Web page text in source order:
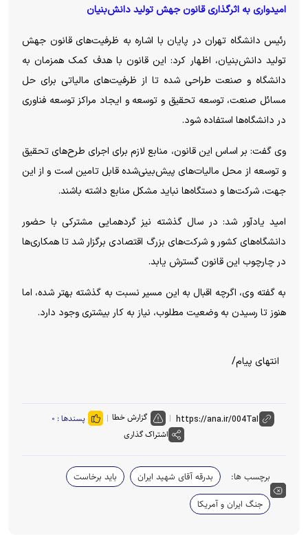
امیدواری به اثرگذاری قانون جهش تولید دانش‌بنیان
رئیس دانشگاه تهران در پایان با اشاره به ظرفیت‌های قانون جهش
تولید دانش‌بنیان، اظهار کرد: این قانون با هدف کمک همزمان به
دانشگاه و صنعت طراحی شده تا از ظرفیت‌های مالیاتی برای حل
مسائل صنعت، توسعه تحقیق و توسعه و ایجاد مراکز توسعه فناوری
در دانشگاه‌ها استفاده شود.
وی گفت: بر اساس این قانون، منابع لازم برای اجرای طرح‌های تحقیق
و توسعه از محل مالیات‌های پیش‌بینی‌شده قابل تامین است و از این
جهت، شرکت‌ها و دستگاه‌ها نباید مشکل منابع داشته باشند.
امید یادآور شد: در سال گذشته نیز گردهمایی مشترکی با حضور
دانشگاه‌های کشور و شرکت‌های بزرگ اقتصادی برگزار شد تا همکاری‌ها
در چارچوب این قانون گسترش یابد.
به گفته وی، اگرچه اقبال به این مسیر نسبت به گذشته بهتر شده، اما
هنوز تا رسیدن به وضعیت مطلوب، نیاز به کار بیشتری وجود دارد.
انتهای پیام/
گزارش خطا پسندها : ۰
اشتراک گذاری
برچسب ها: بدرقه آقای شهید ایران
باید برخاست
جنگ ایران و آمریکا